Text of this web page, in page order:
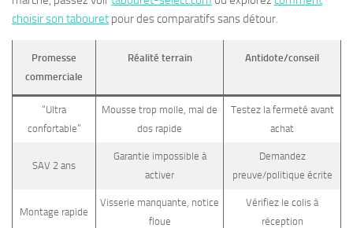
choisir son tabouret pour des comparatifs sans détour.
Promesse
commerciale
Réalité terrain Antidote/conseil
“Ultra
confortable”
Mousse trop molle, mal de
dos rapide
Testez la fermeté avant
achat
SAV 2 ans
Garantie impossible à
activer
Demandez
preuve/politique écrite
Montage rapide
Visserie manquante, notice
floue
Vérifiez le colis à
réception